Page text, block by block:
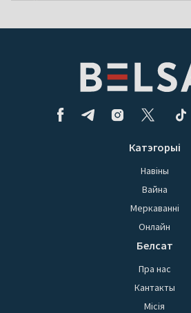
Катэгорыі
Навіны
Вайна
Меркаванні
Онлайн
Белсат
Пра нас
Кантакты
Місія